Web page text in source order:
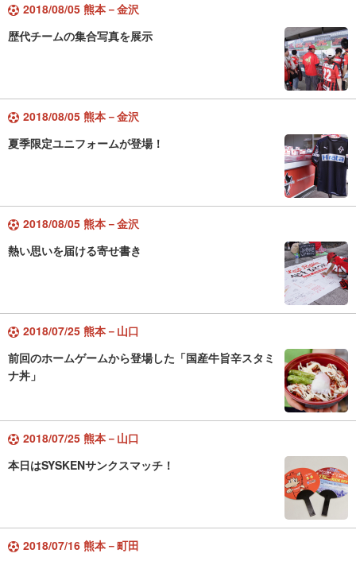
2018/08/05 熊本－金沢
歴代チームの集合写真を展示
2018/08/05 熊本－金沢
夏季限定ユニフォームが登場！
2018/08/05 熊本－金沢
熱い思いを届ける寄せ書き
2018/07/25 熊本－山口
前回のホームゲームから登場した「国産牛旨辛スタミ
ナ丼」
2018/07/25 熊本－山口
本日はSYSKENサンクスマッチ！
2018/07/16 熊本－町田